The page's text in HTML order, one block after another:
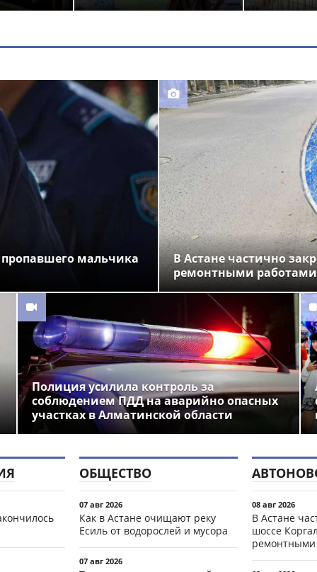
мальчика
В Астане частично
ремонтными работами
Полиция усилила контроль за
соблюдением ПДД на аварийно опасных
участках в Алматинской области
ОБЩЕСТВО
07 авг 2026
Как в Астане очищают реку
Есиль от водорослей и мусора
07 авг 2026
08 авг 2026
В Астане
шоссе